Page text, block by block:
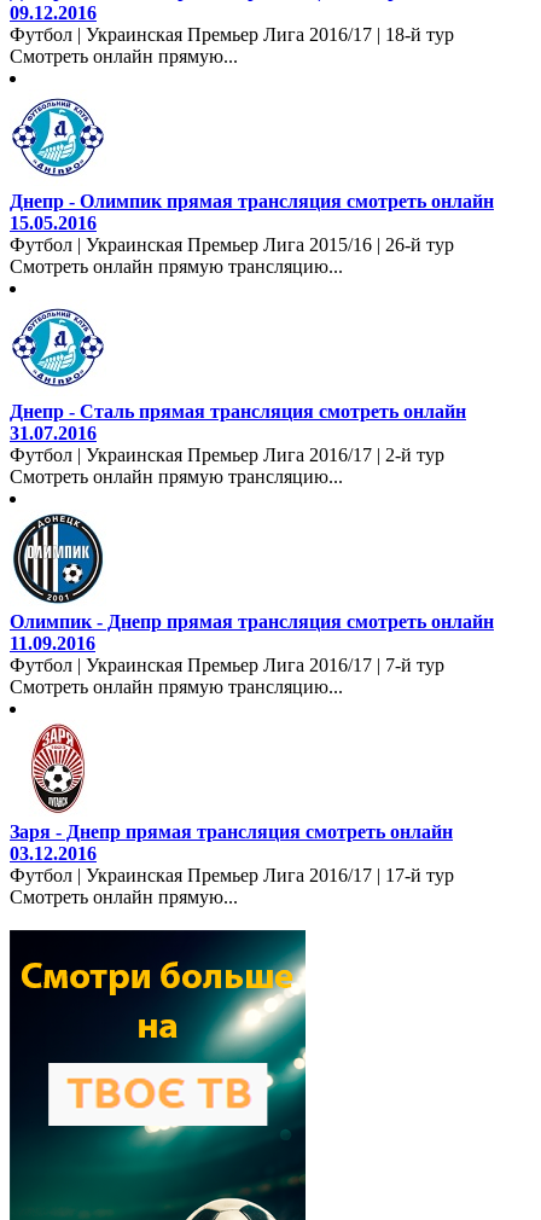
09.12.2016
Футбол | Украинская Премьер Лига 2016/17 | 18-й тур
Смотреть онлайн прямую...
Днепр - Олимпик прямая трансляция смотреть онлайн
15.05.2016
Футбол | Украинская Премьер Лига 2015/16 | 26-й тур
Смотреть онлайн прямую трансляцию...
Днепр - Сталь прямая трансляция смотреть онлайн
31.07.2016
Футбол | Украинская Премьер Лига 2016/17 | 2-й тур
Смотреть онлайн прямую трансляцию...
Олимпик - Днепр прямая трансляция смотреть онлайн
11.09.2016
Футбол | Украинская Премьер Лига 2016/17 | 7-й тур
Смотреть онлайн прямую трансляцию...
Заря - Днепр прямая трансляция смотреть онлайн
03.12.2016
Футбол | Украинская Премьер Лига 2016/17 | 17-й тур
Смотреть онлайн прямую...